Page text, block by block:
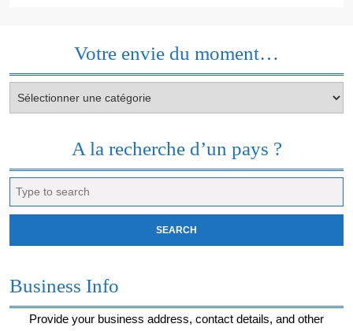
Votre envie du moment…
envie
A la recherche d’un pays ?
for:
Business Info
Provide your business address, contact details, and other